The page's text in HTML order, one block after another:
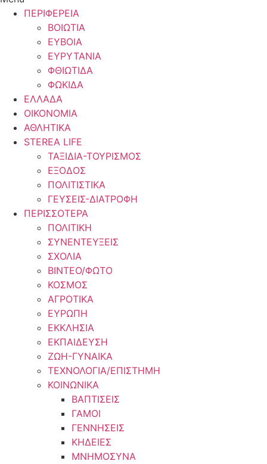
ΠΕΡΙΦΕΡΕΙΑ
ΒΟΙΩΤΙΑ
ΕΥΒΟΙΑ
ΕΥΡΥΤΑΝΙΑ
ΦΘΙΩΤΙΔΑ
ΦΩΚΙΔΑ
ΕΛΛΑΔΑ
ΟΙΚΟΝΟΜΙΑ
ΑΘΛΗΤΙΚΑ
STEREA LIFE
ΤΑΞΙΔΙΑ-ΤΟΥΡΙΣΜΟΣ
ΕΞΟΔΟΣ
ΠΟΛΙΤΙΣΤΙΚΑ
ΓΕΥΣΕΙΣ-ΔΙΑΤΡΟΦΗ
ΠΕΡΙΣΣΟΤΕΡΑ
ΠΟΛΙΤΙΚΗ
ΣΥΝΕΝΤΕΥΞΕΙΣ
ΣΧΟΛΙΑ
ΒΙΝΤΕΟ/ΦΩΤΟ
ΚΟΣΜΟΣ
ΑΓΡΟΤΙΚΑ
ΕΥΡΩΠΗ
ΕΚΚΛΗΣΙΑ
ΕΚΠΑΙΔΕΥΣΗ
ΖΩΗ-ΓΥΝΑΙΚΑ
ΤΕΧΝΟΛΟΓΙΑ/ΕΠΙΣΤΗΜΗ
ΚΟΙΝΩΝΙΚΑ
ΒΑΠΤΙΣΕΙΣ
ΓΑΜΟΙ
ΓΕΝΝΗΣΕΙΣ
ΚΗΔΕΙΕΣ
ΜΝΗΜΟΣΥΝΑ